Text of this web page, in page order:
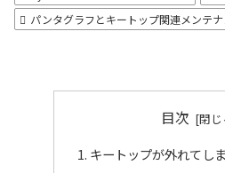
パンタグラフとキートップ関連メンテナ
目次
キートップが外れてし